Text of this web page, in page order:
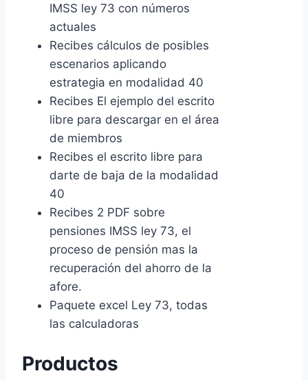
IMSS ley 73 con números
actuales
Recibes cálculos de posibles
escenarios aplicando
estrategia en modalidad 40
Recibes El ejemplo del escrito
libre para descargar en el área
de miembros
Recibes el escrito libre para
darte de baja de la modalidad
40
Recibes 2 PDF sobre
pensiones IMSS ley 73, el
proceso de pensión mas la
recuperación del ahorro de la
afore.
Paquete excel Ley 73, todas
las calculadoras
Productos